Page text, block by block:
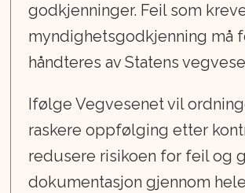
godkjenninger. Feil som
myndighetsgodkjenning må
håndteres av Statens
Ifølge Vegvesenet vil
raskere oppfølging etter
redusere risikoen for feil og
dokumentasjon gjennom